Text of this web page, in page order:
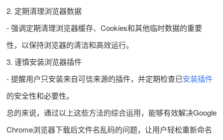
2. 定期清理浏览器数据
- 强调定期清理浏览器缓存、Cookies和其他临时数据的重要
性，以保持浏览器的清洁和高效运行。
3. 谨慎安装浏览器插件
- 提醒用户只安装来自可信来源的插件，并定期检查已安装插件
的安全性和必要性。
总的来说，通过以上这些方法的综合运用，能够有效解决Google
Chrome浏览器下载后文件名乱码的问题，让用户轻松重新命名